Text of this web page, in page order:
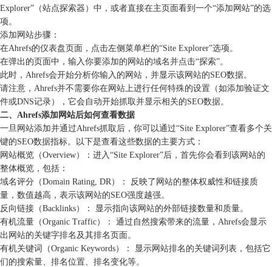
Explorer”（站点探索器）中，或者直接在主页面看到一个“添加网站”的选
项。
添加网站步骤：
在Ahrefs的仪表盘页面，点击左侧菜单栏的“Site Explorer”选项。
在弹出的页面中，输入你要添加的网站的域名并点击“探索”。
此时，Ahrefs会开始分析你输入的网站，并显示该网站的SEO数据。
请注意，Ahrefs并不需要你在网站上进行任何特殊的设置（如添加验证文
件或DNS记录），它会自动开始抓取并显示相关的SEO数据。
二、Ahrefs添加网站后如何查看数据
一旦网站添加并通过Ahrefs抓取后，你可以通过“Site Explorer”查看多个关
键的SEO数据指标。以下是查看这些数据的主要方式：
网站概览（Overview）：进入“Site Explorer”后，首先你会看到该网站的
整体概览，包括：
域名评分（Domain Rating, DR）： 反映了网站的整体权威性和链接质
量，数值越高，表示该网站的SEO强度越强。
反向链接（Backlinks）： 显示指向该网站的外部链接数量和质量。
有机流量（Organic Traffic）： 通过自然搜索带来的流量，Ahrefs会显示
出网站的关键字排名及其排名页面。
有机关键词（Organic Keywords）： 显示网站排名的关键词列表，包括它
们的搜索量、排名位置、排名变化等。